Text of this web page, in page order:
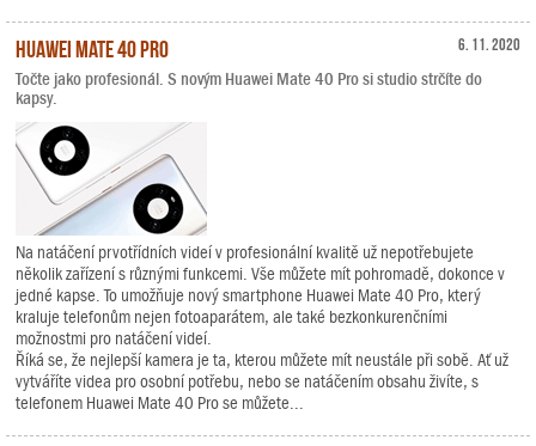
6. 11. 2020
Huawei Mate 40 Pro
Točte jako profesionál. S novým Huawei Mate 40 Pro si studio strčíte do
kapsy.
Na natáčení prvotřídních videí v profesionální kvalitě už nepotřebujete
několik zařízení s různými funkcemi. Vše můžete mít pohromadě, dokonce v
jedné kapse. To umožňuje nový smartphone Huawei Mate 40 Pro, který
kraluje telefonům nejen fotoaparátem, ale také bezkonkurenčními
možnostmi pro natáčení videí.
Říká se, že nejlepší kamera je ta, kterou můžete mít neustále při sobě. Ať už
vytváříte videa pro osobní potřebu, nebo se natáčením obsahu živíte, s
telefonem Huawei Mate 40 Pro se můžete...